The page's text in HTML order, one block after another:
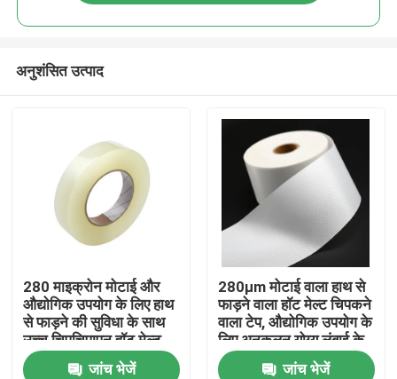
होम
अनुशंसित उत्पाद
280 माइक्रोन मोटाई और
औद्योगिक उपयोग के लिए हाथ
से फाड़ने की सुविधा के साथ
उच्च चिपचिपापन हॉट मेल्ट
चिपकने वाला टेप
जांच भेजें
280μm मोटाई वाला हाथ से
फाड़ने वाला हॉट मेल्ट चिपकने
वाला टेप, औद्योगिक उपयोग के
लिए अनुकूलन योग्य लंबाई के
साथ
जांच भेजें